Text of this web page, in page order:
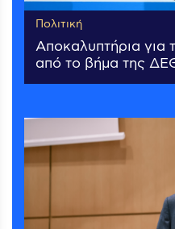
Πολιτική
Αποκαλυπτήρια για
από το βήμα της